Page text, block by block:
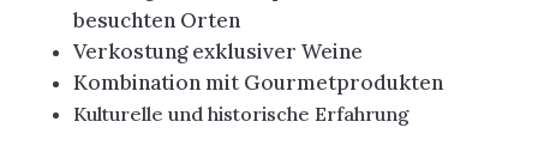
besuchten Orten
Verkostung exklusiver Weine
Kombination mit Gourmetprodukten
Kulturelle und historische Erfahrung